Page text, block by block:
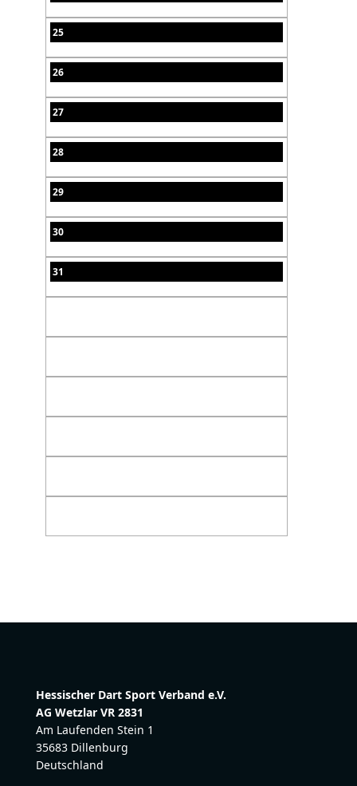
25
26
27
28
29
30
31
Hessischer Dart Sport Verband e.V.
AG Wetzlar VR 2831
Am Laufenden Stein 1
35683 Dillenburg
Deutschland